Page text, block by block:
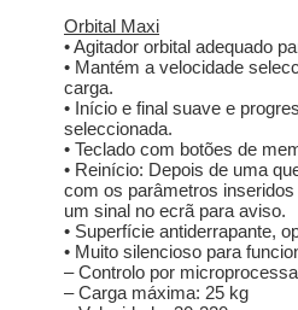
Orbital Maxi
• Agitador orbital adequado
• Mantém a velocidade
carga.
• Início e final suave e
seleccionada.
• Teclado com botões de
• Reinício: Depois de uma
com os parâmetros
um sinal no ecrã para aviso.
• Superfície antiderrapante,
• Muito silencioso para
– Controlo por
– Carga máxima: 25 kg